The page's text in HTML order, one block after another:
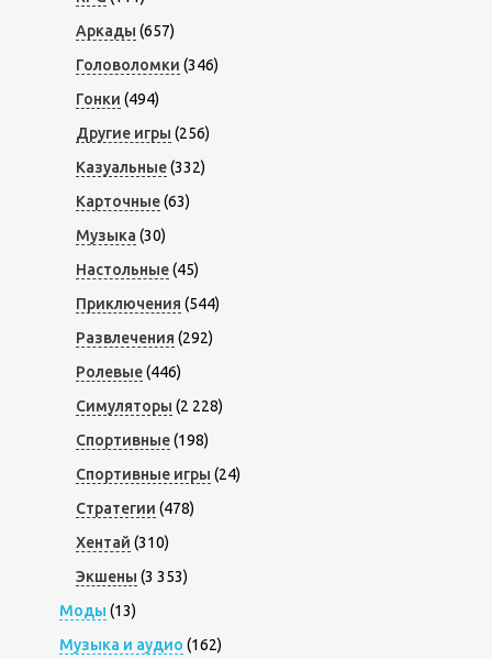
Аркады (657)
Головоломки (346)
Гонки (494)
Другие игры (256)
Казуальные(332)
Карточные(63)
Музыка (30)
Настольные(45)
Приключения (544)
Развлечения (292)
Ролевые(446)
Симуляторы (2 228)
Спортивные(198)
Спортивные игры (24)
Стратегии (478)
Хентай (310)
Экшены (3 353)
Моды (13)
Музыка и аудио (162)